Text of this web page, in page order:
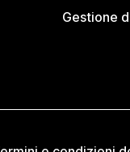
Gestione